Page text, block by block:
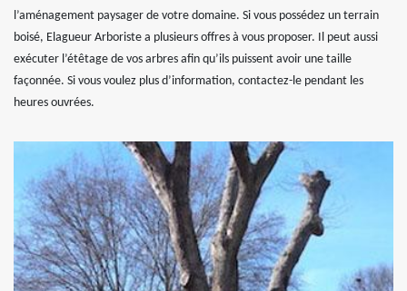
l’aménagement paysager de votre domaine. Si vous possédez un terrain
boisé, Elagueur Arboriste a plusieurs offres à vous proposer. Il peut aussi
exécuter l’étêtage de vos arbres afin qu’ils puissent avoir une taille
façonnée. Si vous voulez plus d’information, contactez-le pendant les
heures ouvrées.